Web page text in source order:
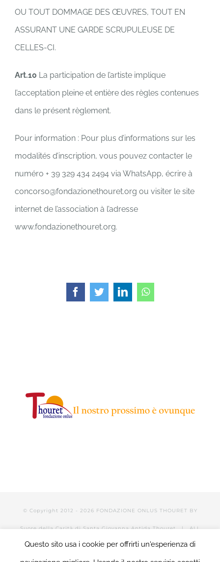
OU TOUT DOMMAGE DES ŒUVRES, TOUT EN
ASSURANT UNE GARDE SCRUPULEUSE DE
CELLES-CI.
Art.10 La participation de l’artiste implique
l’acceptation pleine et entière des règles contenues
dans le présent règlement.
Pour information : Pour plus d’informations sur les
modalités d’inscription, vous pouvez contacter le
numéro + 39 329 434 2494 via WhatsApp, écrire à
concorso@fondazionethouret.org ou visiter le site
internet de l’association à l’adresse
www.fondazionethouret.org.
FacebookTwitterLinkedInWhatsApp
© Copyright 2012 - 2026 FONDAZIONE ONLUS THOURET BY
Suore della Carità di Santa Giovanna Antida Thouret | ALL
RIGHTS RESERVED | POWERED BY Valerio Mattia |LOGIN
Questo sito usa i cookie per offrirti un'esperienza di